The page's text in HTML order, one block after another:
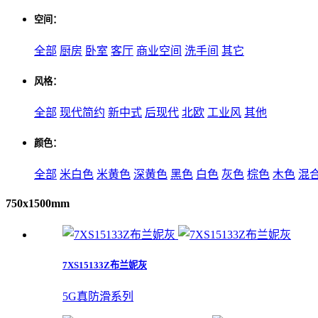
空间：
全部 厨房 卧室 客厅 商业空间 洗手间 其它
风格：
全部 现代简约 新中式 后现代 北欧 工业风 其他
颜色：
全部 米白色 米黄色 深黄色 黑色 白色 灰色 棕色 木色 混
750x1500mm
7XS15133Z布兰妮灰
5G真防滑系列